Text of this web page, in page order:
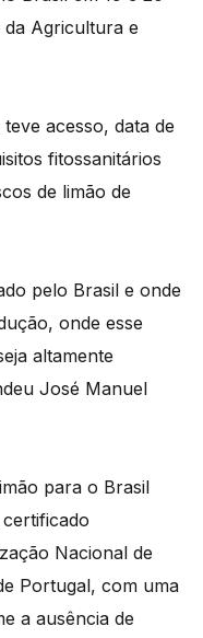
Agricultura e
acesso, data de
fitossanitários
de limão de
pelo Brasil e onde
onde esse
altamente
José Manuel
para o Brasil
Nacional de
Portugal, com uma
a ausência de